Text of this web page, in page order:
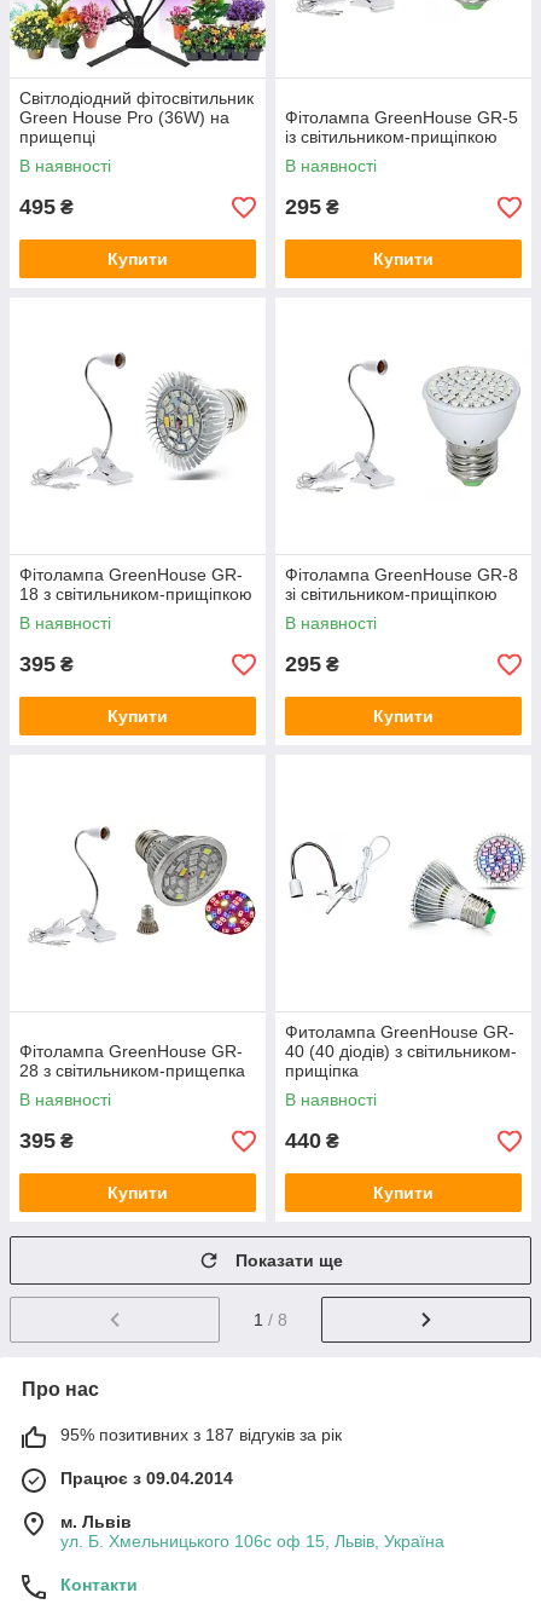
Світлодіодний фітосвітильник
Green House Pro (36W) на
прищепці
В наявності
495 ₴
Купити
Фітолампа GreenHouse GR-5
із світильником-прищіпкою
В наявності
295 ₴
Купити
Фітолампа GreenHouse GR-
18 з світильником-прищіпкою
В наявності
395 ₴
Купити
Фітолампа GreenHouse GR-8
зі світильником-прищіпкою
В наявності
295 ₴
Купити
Фітолампа GreenHouse GR-
28 з світильником-прищепка
В наявності
395 ₴
Купити
Фитолампа GreenHouse GR-
40 (40 діодів) з світильником-
прищіпка
В наявності
440 ₴
Купити
Показати ще
1 / 8
Про нас
95% позитивних з 187 відгуків за рік
Працює з 09.04.2014
м. Львів
ул. Б. Хмельницького 106с оф 15, Львів, Україна
Контакти